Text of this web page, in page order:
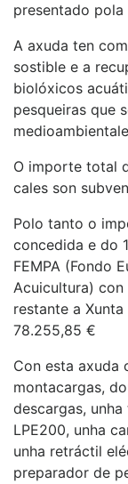
presentado
A axuda ten
sostible e a
biolóxicos
pesqueiras que
O importe total
cales son
Polo tanto o
concedida e do
FEMPA (Fondo
Acuicultura)
restante a
78.255,85 €
Con esta axuda
montacargas,
descargas,
LPE200, unha
unha retráctil
preparador de